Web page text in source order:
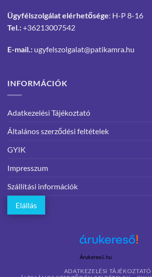
Ügyfélszolgálat elérhetősége: H-P 8-16
Tel.:+36213007542
E-mail.: ugyfelszolgalat@patikamra.hu
INFORMÁCIÓK
Adatkezelési Tájékoztató
Általános szerződési feltételek
GYIK
Impresszum
Szállítási információk
Elállás
Árukereső.hu
ADATKEZELÉSI TÁJÉKOZTATÓ